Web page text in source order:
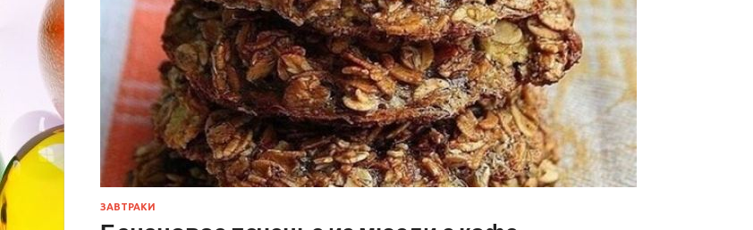
ЗАВТРАКИ